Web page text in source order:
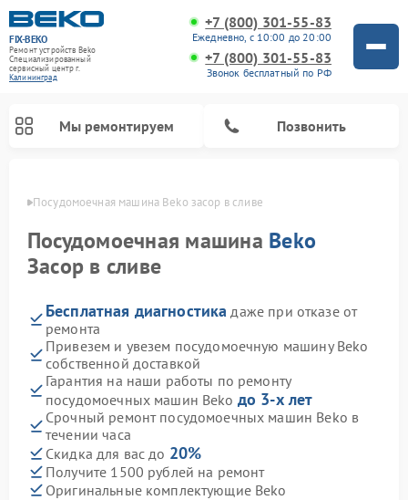
FIX-BEKO
Ремонт устройств Beko
Специализированный
cервисный центр г.
Калининград
+7 (800) 301-55-83
Ежедневно, с 10:00 до 20:00
+7 (800) 301-55-83
Звонок бесплатный по РФ
Мы ремонтируем Позвонить
Посудомоечная машина Beko засор в сливе
Посудомоечная машина Beko
Засор в сливе
Бесплатная диагностика даже при отказе от
ремонта
Привезем и увезем посудомоечную машину Beko
собственной доставкой
Гарантия на наши работы по ремонту
посудомоечных машин Beko до 3-х лет
Срочный ремонт посудомоечных машин Beko в
течении часа
Скидка для вас до 20%
Получите 1500 рублей на ремонт
Оригинальные комплектующие Beko